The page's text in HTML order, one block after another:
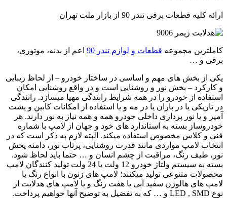
ارائه کلیه قطعات برقی تندر 90 از بازار ملت تهران
کاملترین مجموعه قطعات و لوازم تندر 90
اعم از بدنه، موتوری،
برقی و …
یکی از بخش های مهم و اساسی در ساختار خودرو – از لحاظ زیبایی
و کارکرد – بخش نور و روشنایی است و در واقع روشنایی امکان
استفاده از خودرو را در همه شرایط رانندگی مهیا میسازد. رانندگی
در تاریکی یا در باران یا در مه و یا استفاده از امکانات کابین و پشت
آمپر و یا نور پردازی داخلی خودرو همه و همه نیاز به نور دارند. هر
خودروساز بسته به استاندارد های خود و جهان از لامپ با شماره
فنی و کلاس مخصوص استفاده میکند. البته لازم به ذکر است که در
انتخاب لامپ مواردی مانند قدرت روشنایی، پرتاب نور، دامنه پخش
نور، طیف رنگ، مراقبت از چشم انسان و … حتما باید لحاظ شود.
بسته به سیستم ولتاژ خودرو 12 ولت یا 24 ولت تولید کنندگان لامپ
محصولات متنوعی تولید میکنند؛ لامپ های زنون با انواع رنگ یا
لامپ های هالوژن سفید آبی یا هفت رنگ و یا لامپ های هدلایت از
نوع LED , SMD و … که به تفضیل به توضیح آنها خواهیم پرداخت.